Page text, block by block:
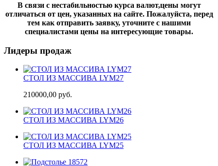
В связи с нестабильностью курса валют,цены могут
отличаться от цен, указанных на сайте. Пожалуйста, перед
тем как отправить заявку, уточните с нашими
специалистами цены на интересующие товары.
Лидеры продаж
СТОЛ ИЗ МАССИВА LYM27
210000,00 руб.
СТОЛ ИЗ МАССИВА LYM26
СТОЛ ИЗ МАССИВА LYM25